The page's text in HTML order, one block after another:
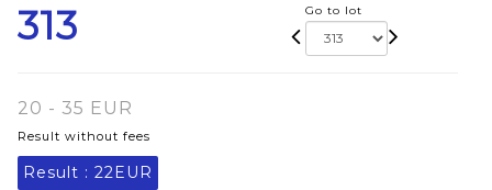
313 Go to lot
20 - 35 EUR
Result without fees
Result : 22EUR